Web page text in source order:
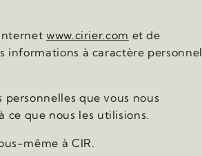
www.cirier.com et de
informations à caractère personnel
que vous nous
ce que nous les utilisions.
même à CIR.